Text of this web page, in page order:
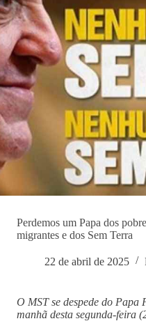
Perdemos um Papa dos
migrantes e dos Sem Terra
22 de abril de 2025
O MST se despede do Papa
manhã desta segunda-feira